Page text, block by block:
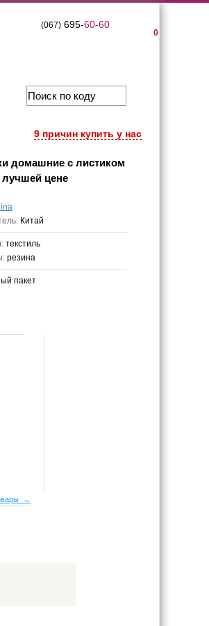
0
(067)695-60-60
9 причин купить у нас
домашние с листиком
лучшей цене
Китай
текстиль
резина
пакет
→